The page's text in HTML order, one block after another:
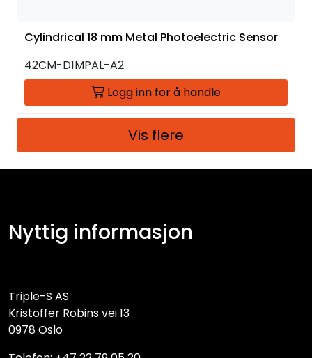
Cylindrical 18 mm Metal Photoelectric Sensor
42CM-D1MPAL-A2
Logg inn for å handle
Vis flere
Nyttig informasjon
Triple-S AS
Kristoffer Robins vei 13
0978 Oslo